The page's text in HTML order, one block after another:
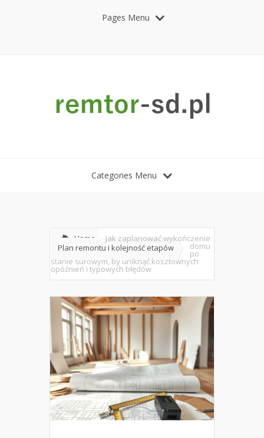
Pages Menu
Categories Menu
Home
Plan remontu i kolejność etapów
Jak zaplanować wykończenie
domu
po
stanie surowym, by uniknąć kosztownych
opóźnień i typowych błędów